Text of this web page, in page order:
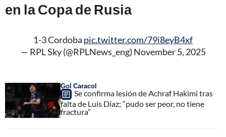
en la Copa de Rusia
1-3 Cordoba pic.twitter.com/79i8eyB4xf
— RPL Sky (@RPLNews_eng) November 5, 2025
Gol Caracol
Se confirma lesión de Achraf Hakimi tras
falta de Luis Díaz; “pudo ser peor, no tiene
fractura”